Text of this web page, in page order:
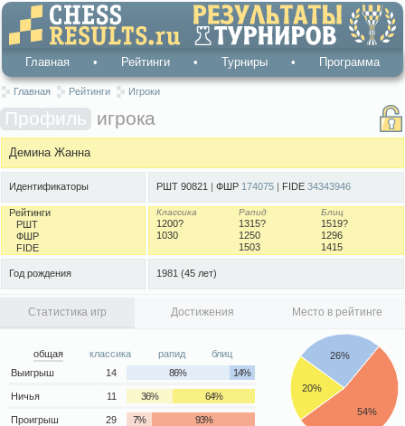
Главная • Рейтинги • Турниры • Программа
Главная Рейтинги Игроки
Профиль игрока
Демина Жанна
Идентификаторы РШТ 90821 ФШР 174075 FIDE 34343946
Рейтинги
РШТ
ФШР
FIDE
Классика Рапид Блиц
1200? 1315?
1519?
1030
1250
1296
1503
1415
Год рождения 1981 (45 лет)
Статистика игр Достижения Место в рейтинге
общая классика рапид
блиц
Выигрыш
14 86% 14%
Ничья 11 36% 64%
Проигрыш 29 7% 93%
20%
26%
54%